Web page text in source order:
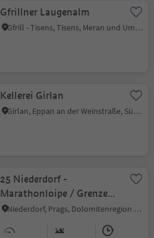
Gfrillner Laugenalm
Gfrill - Tisens, Tisens, Meran und Umgebung
Kellerei Girlan
Girlan, Eppan an der Weinstraße, Südtiroler Weinstraße
25 Niederdorf -
Marathonloipe / Grenze
Toblach bis Grenze Prags
Niederdorf, Prags, Dolomitenregion 3 Zinnen